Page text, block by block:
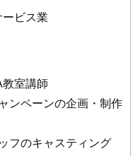
ビス業
教室講師
ンペーンの企画・制作
フのキャスティング